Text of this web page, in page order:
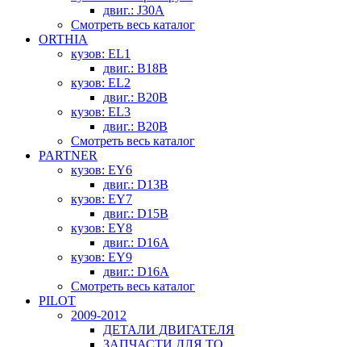
двиг.: J30A
Смотреть весь каталог
ORTHIA
кузов: EL1
двиг.: B18B
кузов: EL2
двиг.: B20B
кузов: EL3
двиг.: B20B
Смотреть весь каталог
PARTNER
кузов: EY6
двиг.: D13B
кузов: EY7
двиг.: D15B
кузов: EY8
двиг.: D16A
кузов: EY9
двиг.: D16A
Смотреть весь каталог
PILOT
2009-2012
ДЕТАЛИ ДВИГАТЕЛЯ
ЗАПЧАСТИ ДЛЯ ТО